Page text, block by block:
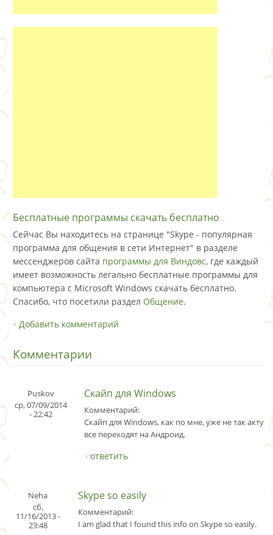
Бесплатные программы скачать бесплатно
Сейчас Вы находитесь на странице "Skype - популярная
программа для общения в сети Интернет" в разделе
мессенджеров сайта программы для Виндовс, где каждый
имеет возможность легально бесплатные программы для
компьютера с Microsoft Windows скачать бесплатно.
Спасибо, что посетили раздел Общение.
Добавить комментарий
Комментарии
Puskov
ср, 07/09/2014
- 22:42
Скайп для Windows
Комментарий:
Скайп для Windows, как по мне, уже не так
все переходят на Андроид.
ответить
Neha
сб,
11/16/2013 -
23:48
Skype so easily
Комментарий:
I am glad that I found this info on Skype so easily.